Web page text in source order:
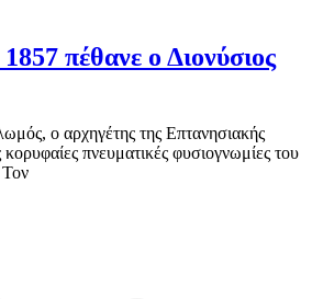
πέθανε ο Διονύσιος
ο αρχηγέτης της Επτανησιακής
κορυφαίες πνευματικές φυσιογνωμίες του